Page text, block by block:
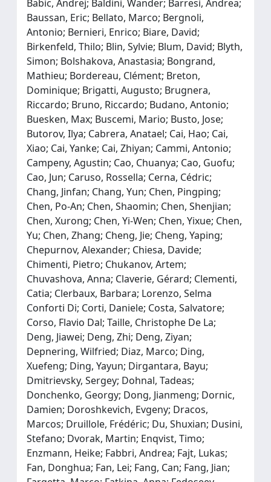
Babic, Andrej; Baldini, Wander; Barresi, Andrea;
Baussan, Eric; Bellato, Marco; Bergnoli,
Antonio; Bernieri, Enrico; Biare, David;
Birkenfeld, Thilo; Blin, Sylvie; Blum, David; Blyth,
Simon; Bolshakova, Anastasia; Bongrand,
Mathieu; Bordereau, Clément; Breton,
Dominique; Brigatti, Augusto; Brugnera,
Riccardo; Bruno, Riccardo; Budano, Antonio;
Buesken, Max; Buscemi, Mario; Busto, Jose;
Butorov, Ilya; Cabrera, Anatael; Cai, Hao; Cai,
Xiao; Cai, Yanke; Cai, Zhiyan; Cammi, Antonio;
Campeny, Agustin; Cao, Chuanya; Cao, Guofu;
Cao, Jun; Caruso, Rossella; Cerna, Cédric;
Chang, Jinfan; Chang, Yun; Chen, Pingping;
Chen, Po-An; Chen, Shaomin; Chen, Shenjian;
Chen, Xurong; Chen, Yi-Wen; Chen, Yixue; Chen,
Yu; Chen, Zhang; Cheng, Jie; Cheng, Yaping;
Chepurnov, Alexander; Chiesa, Davide;
Chimenti, Pietro; Chukanov, Artem;
Chuvashova, Anna; Claverie, Gérard; Clementi,
Catia; Clerbaux, Barbara; Lorenzo, Selma
Conforti Di; Corti, Daniele; Costa, Salvatore;
Corso, Flavio Dal; Taille, Christophe De La;
Deng, Jiawei; Deng, Zhi; Deng, Ziyan;
Depnering, Wilfried; Diaz, Marco; Ding,
Xuefeng; Ding, Yayun; Dirgantara, Bayu;
Dmitrievsky, Sergey; Dohnal, Tadeas;
Donchenko, Georgy; Dong, Jianmeng; Dornic,
Damien; Doroshkevich, Evgeny; Dracos,
Marcos; Druillole, Frédéric; Du, Shuxian; Dusini,
Stefano; Dvorak, Martin; Enqvist, Timo;
Enzmann, Heike; Fabbri, Andrea; Fajt, Lukas;
Fan, Donghua; Fan, Lei; Fang, Can; Fang, Jian;